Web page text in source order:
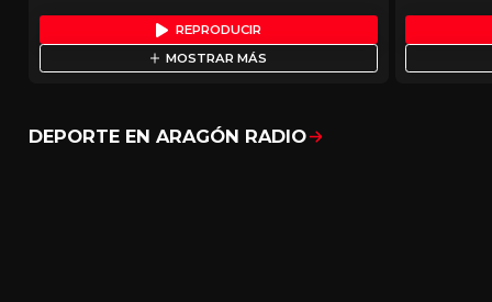
REPRODUCIR
MOSTRAR MÁS
DEPORTE EN ARAGÓN RADIOMostrar todo